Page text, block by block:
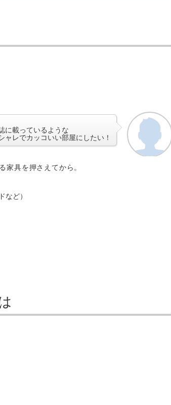
に載っているような
ャレでカッコいい部屋にしたい！
家具を押さえてから。
など）